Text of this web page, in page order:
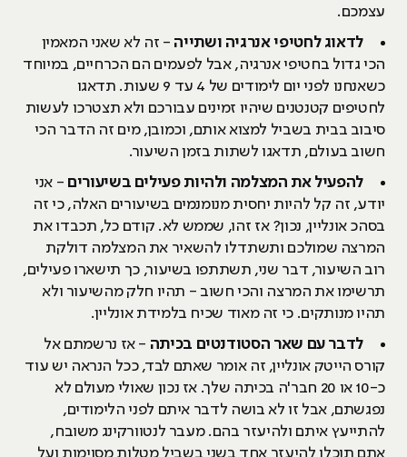
עצמכם.
לדאוג לחטיפי אנרגיה ושתייה - זה לא שאני המאמין
הכי גדול בחטיפי אנרגיה, אבל לפעמים הם הכרחיים, במיוחד
כשאנחנו לפני יום לימודים של 4 עד 9 שעות. תדאגו
לחטיפים קטנטנים שיהיו זמינים עבורכם ולא תצטרכו לעשות
סיבוב בבית בשביל למצוא אותם, וכמובן, מים זה הדבר הכי
חשוב בעולם, תדאגו לשתות בזמן השיעור.
להפעיל את המצלמה ולהיות פעילים בשיעורים - אני
יודע, זה קל להיות יחסית מנומנמים בשיעורים האלה, כי זה
בסהכ אונליין, נכון? אז זהו, שממש לא. קודם כל, תכבדו את
המרצה שמולכם ותשתדלו להשאיר את המצלמה דולקת
רוב השיעור, דבר שני, תשתתפו בשיעור, כך תישארו פעילים,
תרשימו את המרצה והכי חשוב - תהיו חלק מהשיעור ולא
תהיו מנותקים. כי זה מאוד שכיח בלמידת אונליין.
לדבר עם שאר הסטודנטים בכיתה - אז נרשמתם אל
קורס הייטק אונליין, זה אומר שאתם לבד, ככל הנראה יש עוד
כ-10 או 20 חבר'ה בכיתה שלך. אז נכון שאולי מעולם לא
נפגשתם, אבל זו לא בושה לדבר איתם לפני הלימודים,
להתייעץ איתם ולהיעזר בהם. מעבר לנטוורקינג משובח,
אתם תוכלו להיעזר אחד בשני בשביל מטלות מסוימות ועל